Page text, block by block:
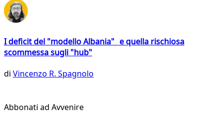
I deficit del "modello Albania" e quella rischiosa
scommessa sugli "hub"
di Vincenzo R. Spagnolo
Abbonati ad Avvenire